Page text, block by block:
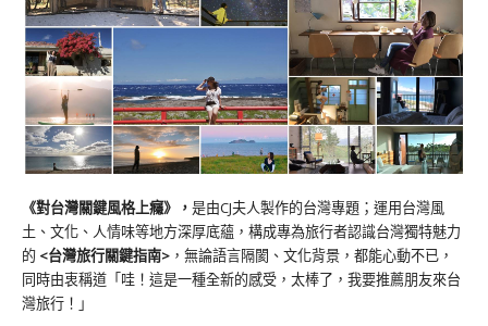
《對台灣關鍵風格上癮》 ， 是由CJ夫人製作的台灣專題；運用台灣風
土、文化、人情味等地方深厚底蘊，構成專為旅行者認識台灣獨特魅力
的 <台灣旅行關鍵指南> ，無論語言隔閡、文化背景，都能心動不已，
同時由衷稱道「哇！這是一種全新的感受，太棒了，我要推薦朋友來台
灣旅行！」